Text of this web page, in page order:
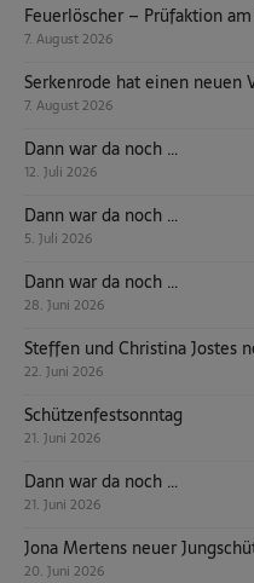
Feuerlöscher – Prüfaktion
7. August 2026
Serkenrode hat einen neuen
7. August 2026
Dann war da noch …
12. Juli 2026
Dann war da noch …
5. Juli 2026
Dann war da noch …
28. Juni 2026
Steffen und Christina Jostes
22. Juni 2026
Schützenfestsonntag
21. Juni 2026
Dann war da noch …
21. Juni 2026
Jona Mertens neuer
20. Juni 2026